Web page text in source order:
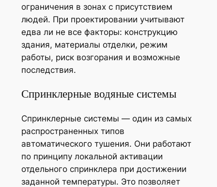
ограничения в зонах с присутствием
людей. При проектировании учитывают
едва ли не все факторы: конструкцию
здания, материалы отделки, режим
работы, риск возгорания и возможные
последствия.
Спринклерные водяные системы
Спринклерные системы — один из самых
распространенных типов
автоматического тушения. Они работают
по принципу локальной активации
отдельного спринклера при достижении
заданной температуры. Это позволяет